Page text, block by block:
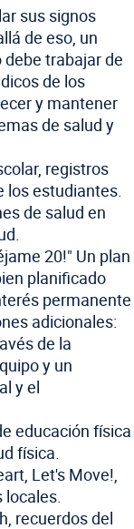
sus signos
de eso, un
trabajar de
de los
y mantener
de salud y
registros
los estudiantes.
de salud en
20!" Un plan
planificado
permanente
adicionales:
de la
y un
y el
educación física
física.
Let's Move!,
locales.
recuerdos del